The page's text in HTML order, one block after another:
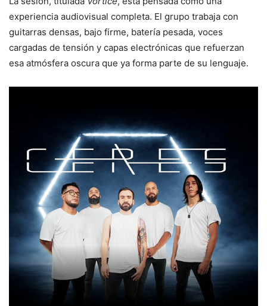
experiencia audiovisual completa. El grupo trabaja con
guitarras densas, bajo firme, batería pesada, voces
cargadas de tensión y capas electrónicas que refuerzan
esa atmósfera oscura que ya forma parte de su lenguaje.